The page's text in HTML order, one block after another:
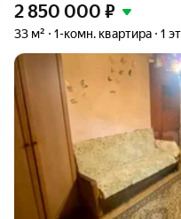
2 850 000 ₽
33 м² 1-комн. квартира 1